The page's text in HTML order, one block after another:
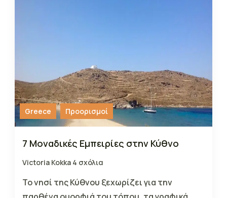
Greece Προορισμοί
7 Μοναδικές Εμπειρίες στην Κύθνο
Victoria Kokka 4 σχόλια
Το νησί της Κύθνου ξεχωρίζει για την